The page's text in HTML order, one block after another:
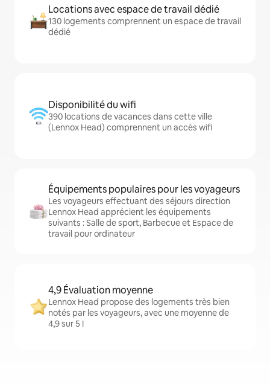
Locations avec espace de travail dédié
130 logements comprennent un espace de travail
dédié
Disponibilité du wifi
390 locations de vacances dans cette ville
(Lennox Head) comprennent un accès wifi
Équipements populaires pour les voyageurs
Les voyageurs effectuant des séjours direction
Lennox Head apprécient les équipements
suivants : Salle de sport, Barbecue et Espace de
travail pour ordinateur
4,9 Évaluation moyenne
Lennox Head propose des logements très bien
notés par les voyageurs, avec une moyenne de
4,9 sur 5 !